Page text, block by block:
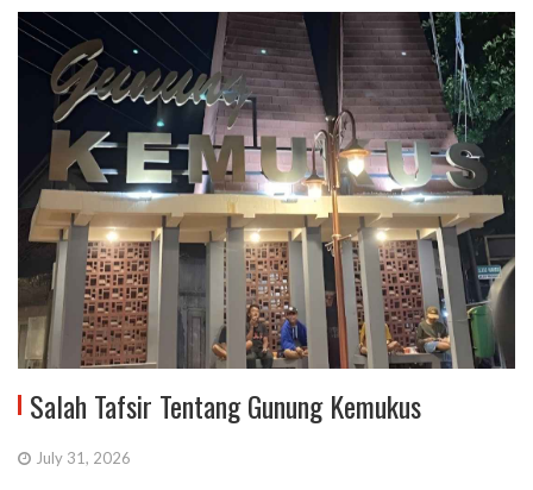
Salah Tafsir Tentang Gunung Kemukus
July 31, 2026